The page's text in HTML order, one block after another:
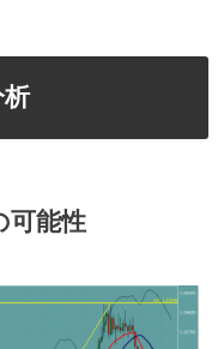
可能性